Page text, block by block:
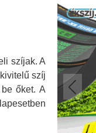
szíjak. A
szíj
őket. A